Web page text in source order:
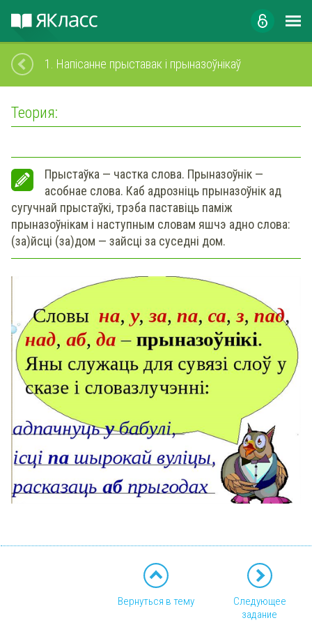
1. Напісанне прыставак і прыназоўнікаў
Теория:
Прыстаўка — частка слова. Прыназоўнік —
асобнае слова. Каб адрозніць прыназоўнік ад
сугучнай прыстаўкі, трэба паставіць паміж
прыназоўнікам і наступным словам яшчэ адно слова:
(за)йсці (за)дом — зайсці за суседні дом.
Вернуться в тему
Следующее
задание